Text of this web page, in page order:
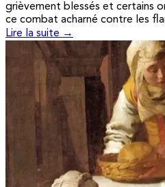
grièvement blessés et certains
ce combat acharné contre les
Lire la suite →